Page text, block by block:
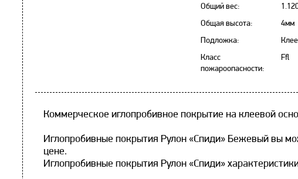
Общий вес:
Общая высота:
4мм
Подложка:
Класс
пожароопасности:
Ffl
Коммерческое иглопробивное покрытие на клеевой
Иглопробивные покрытия Рулон «Спиди» Бежевый вы
цене.
Иглопробивные покрытия Рулон «Спиди»